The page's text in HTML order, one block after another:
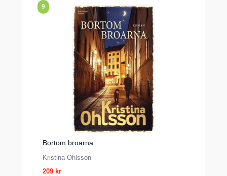
9
Bortom broarna
Kristina Ohlsson
209 kr